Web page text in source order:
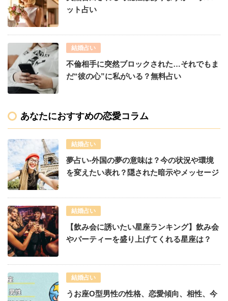
ット占い
結婚占い
不倫相手に突然ブロックされた…それでもま
だ“彼の心”に私がいる？無料占い
あなたにおすすめの恋愛コラム
結婚占い
夢占い-外国の夢の意味は？今の状況や環境
を変えたい表れ？隠された暗示やメッセージ
結婚占い
【飲み会に誘いたい星座ランキング】飲み会
やパーティーを盛り上げてくれる星座は？
結婚占い
うお座O型男性の性格、恋愛傾向、相性、今